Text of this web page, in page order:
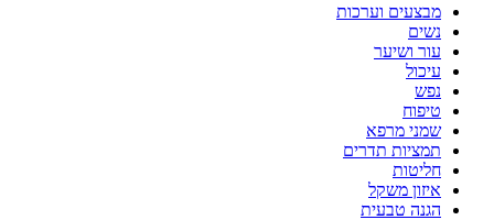
מבצעים וערכות
נשים
עור ושיער
עיכול
נפש
טיפוח
שמני מרפא
תמציות תדרים
חליטות
איזון משקל
הגנה טבעית